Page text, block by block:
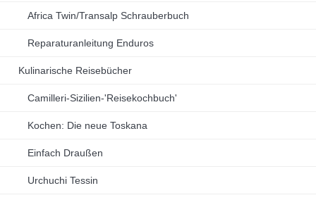
Africa Twin/Transalp Schrauberbuch
Reparaturanleitung Enduros
Kulinarische Reisebücher
Camilleri-Sizilien-'Reisekochbuch'
Kochen: Die neue Toskana
Einfach Draußen
Urchuchi Tessin